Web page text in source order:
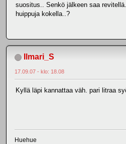
suositus.. Senkö jälkeen saa
huippuja kokella..?
Ilmari_S
17.09.07 - klo: 18.08
Kyllä läpi kannattaa väh. pari litraa
Huehue